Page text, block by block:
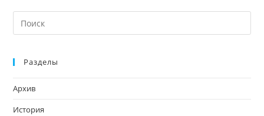
Разделы
Архив
История